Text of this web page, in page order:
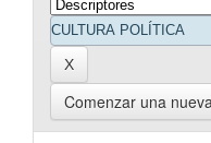
Comenzar una